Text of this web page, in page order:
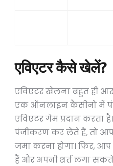
एविएटर कैसे खेलें?
एविएटर खेलना बहुत ही
एक ऑनलाइन कैसीनो में
एविएटर गेम प्रदान करता
पंजीकरण कर लेते हैं, तो
जमा करना होगा। फिर,
हैं और अपनी शर्त लगा